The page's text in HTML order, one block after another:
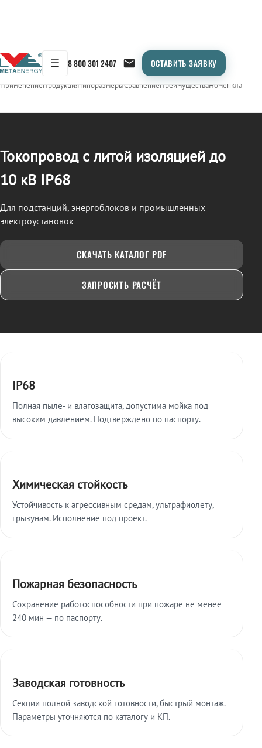
☰ 8 800 301 2407 ОСТАВИТЬ ЗАЯВКУ
← Продукция/ТОКОПРОВОД
ПрименениеПродукцияТипоразмерыСравнениеПреимуществаНоменклатура
Токопровод с литой изоляцией до
10 кВ IP68
Для подстанций, энергоблоков и промышленных
электроустановок
СКАЧАТЬ КАТАЛОГ PDF
ЗАПРОСИТЬ РАСЧЁТ
IP68
Полная пыле- и влагозащита, допустима мойка под
высоким давлением. Подтверждено по паспорту.
Химическая стойкость
Устойчивость к агрессивным средам, ультрафиолету,
грызунам. Исполнение под проект.
Пожарная безопасность
Сохранение работоспособности при пожаре не менее
240 мин — по паспорту.
Заводская готовность
Секции полной заводской готовности, быстрый монтаж.
Параметры уточняются по каталогу и КП.